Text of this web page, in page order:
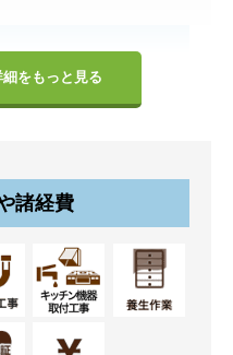
をもっと見る
諸経費